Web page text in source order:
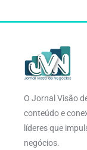
O Jornal Visão
conteúdo e
líderes que
negócios.